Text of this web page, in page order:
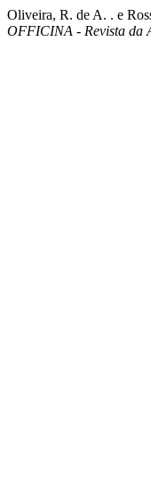
Oliveira, R. de A. . e
OFFICINA - Revista da